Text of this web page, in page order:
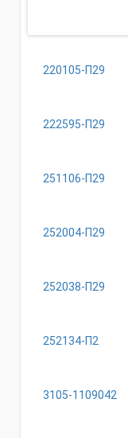
220105-П29
222595-П29
251106-П29
252004-П29
252038-П29
252134-П2
3105-1109042